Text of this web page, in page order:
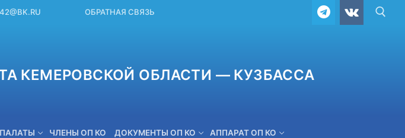
ОБРАТНАЯ СВЯЗЬ
КЕМЕРОВСКОЙ ОБЛАСТИ — КУЗБАССА
ЧЛЕНЫ ОП КО ДОКУМЕНТЫ ОП КО АППАРАТ ОП КО